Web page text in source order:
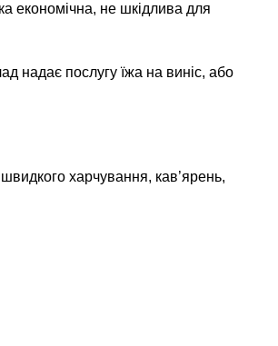
економічна, не шкідлива для
надає послугу їжа на виніс, або
харчування, кав’ярень,